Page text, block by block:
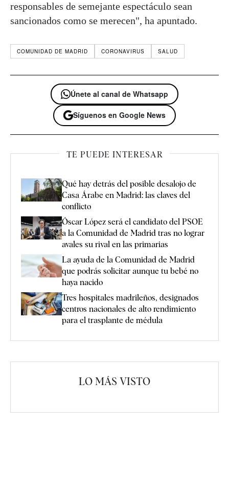
responsables de semejante espectáculo sean
sancionados como se merecen", ha apuntado.
COMUNIDAD DE MADRID CORONAVIRUS SALUD
Únete al canal de Whatsapp
Síguenos en Google News
TE PUEDE INTERESAR
Qué hay detrás del posible desalojo de
Casa Árabe en Madrid: las claves del
conflicto
Óscar López será el candidato del PSOE
a la Comunidad de Madrid tras no lograr
avales su rival en las primarias
La ayuda de la Comunidad de Madrid
que podrás solicitar aunque tu bebé no
haya nacido
Tres hospitales madrileños, designados
centros nacionales de alto rendimiento
para el trasplante de médula
LO MÁS VISTO